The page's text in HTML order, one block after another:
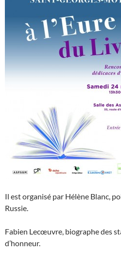
Il est organisé par Hélène Blanc,
Russie.
Fabien Lecœuvre, biographe des
d’honneur.